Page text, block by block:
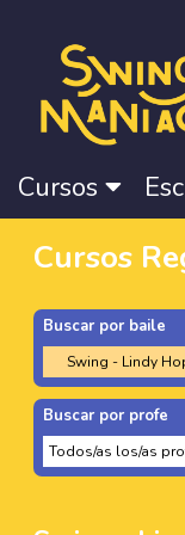
Cursos
Cursos
Buscar por baile
Buscar por profe